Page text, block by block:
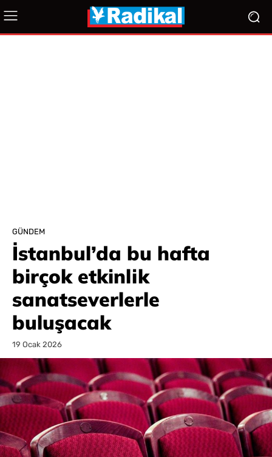
GÜNDEM
İstanbul’da bu hafta
birçok etkinlik
sanatseverlerle
buluşacak
19 Ocak 2026